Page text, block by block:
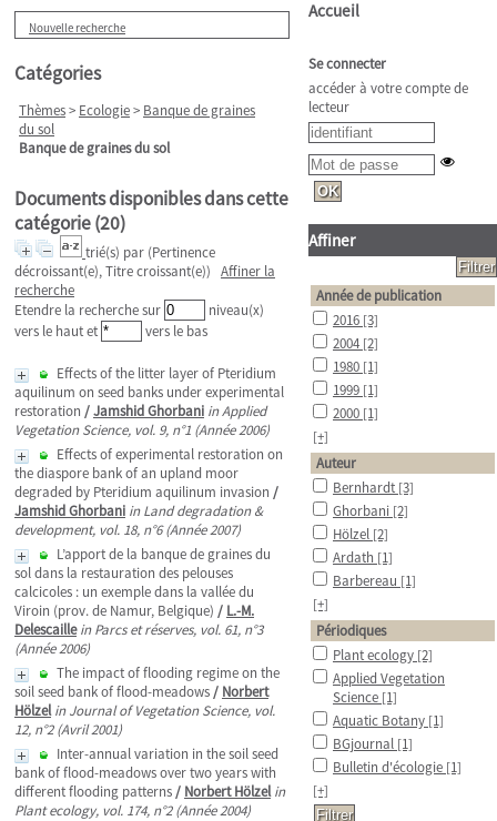
Nouvelle recherche
Catégories
Thèmes> Ecologie> Banque de graines
du sol
Banque de graines du sol
Documents disponibles dans cette
catégorie (20)
trié(s) par (Pertinence
décroissant(e), Titre croissant(e)) Affiner la
recherche
Etendre la recherche sur
niveau(x)
vers le haut et
vers le bas
Effects of the litter layer of Pteridium
aquilinum on seed banks under experimental
restoration /Jamshid Ghorbani in Applied
Vegetation Science, vol. 9, n°1 (Année 2006)
Effects of experimental restoration on
the diaspore bank of an upland moor
degraded by Pteridium aquilinum invasion /
Jamshid Ghorbani in Land degradation &
development, vol. 18, n°6 (Année 2007)
L’apport de la banque de graines du
sol dans la restauration des pelouses
calcicoles : un exemple dans la vallée du
Viroin (prov. de Namur, Belgique) / L.-M.
Delescaille in Parcs et réserves, vol. 61, n°3
(Année 2006)
The impact of flooding regime on the
soil seed bank of flood-meadows/ Norbert
Hölzel in Journal of Vegetation Science, vol.
12, n°2 (Avril 2001)
Inter-annual variation in the soil seed
bank of flood-meadows over two years with
different flooding patterns/ Norbert Hölzel in
Plant ecology, vol. 174, n°2 (Année 2004)
Accueil
Se connecter
accéder à votre compte de
lecteur
Affiner
Année de publication
2016 [3]
2004 [2]
1980 [1]
1999 [1]
2000 [1]
[+]
Auteur
Bernhardt [3]
Ghorbani [2]
Hölzel [2]
Ardath [1]
Barbereau [1]
[+]
Périodiques
Plant ecology [2]
Applied Vegetation
Science [1]
Aquatic Botany [1]
BGjournal [1]
Bulletin d'écologie [1]
[+]